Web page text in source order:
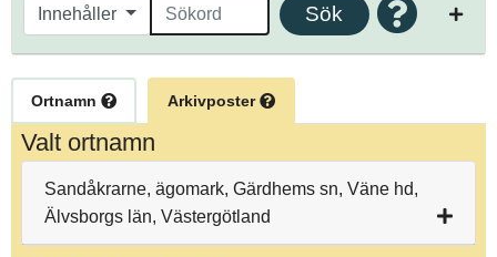
Innehåller Sök
Ortnamn Arkivposter
Valt ortnamn
Sandåkrarne, ägomark, Gärdhems sn, Väne hd,
Älvsborgs län, Västergötland